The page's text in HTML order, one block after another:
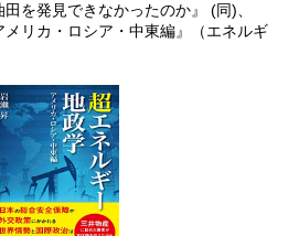
を発見できなかったのか』 (同)、
リカ・ロシア・中東編』（エネルギ